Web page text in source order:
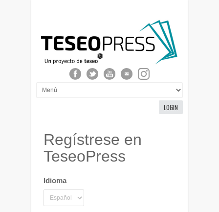
LOGIN
Regístrese en
TeseoPress
Idioma